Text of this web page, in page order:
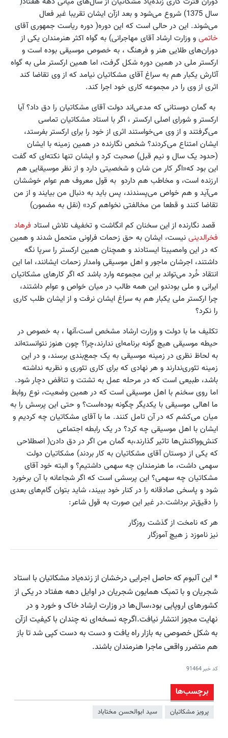
سال 1375) شروع می‌شود و بعد از‌آن ایشان تقریبا غیر فعال
می‌شوند. این در حالی است که این دوره( دوره ریاست جمهوری آقای
خاتمی و وزارت ارشاد آقای مهاجرانی) به گواه اکثر هنرمندان یکی از
دوران‌های طلایی هنر و فرهنگ ، به خصوص موسیقی بوده است و
ارکستر ملی در همین دوره شکل گرفت، اما همین ارکستر ملی به گواه
آثارش یکبار هم به سراغ آقای مشکاتیان نیامد که از وی تقاضا کند
اثری از وی را در مجموعه کاری خود اجرا کند.
به گمان دوستانی که مدعی‌اند دولت آقای مشکاتیان را دق داد؟ آیا
ارکستر و شورای اصلی ارکستر ، اگر با استاد مشکاتیان تماسی
می‌گرفتند و از وی می‌خواستند اثری از خود را برای ارکستر بفرستد،
ایشان امتناع می‌کردند؟ شخص نگارنده در همین زمینه با ایشان
(حدود یک سال و نیم قبل) صحبت کرد و ایشان تنها نکته‌ای که گفت
این بود که«اگر کار من شان و شخصیتی دارد و از نظر موسیقایی هم
ارزنده است، و مخاطب هم داردو به قول معروف هم عوام خوششان
می‌آید و هم خواص می‌پسندند، پس باید به دنبال من بیایند و از من
تقاضا کنند و قطعا من مخالفتی نخواهم کرد» (نقل به مضمون)
قصد نگارنده از این سخنان کم انگاشت و تخفیف تلاش استاد فرهاد
فخرالدینی نیست، ایشان به حق زحمات فراونی متحمل شدند و همین
که در این وامصیبتا ایستادند و همچنان همین ارکستر را سرپا نگه
داشتند، ‌اجرشان ماجور و اهل موسیقی وامدار زحمات ایشانند، اما این
انتقاد خُرد می‌تواند بر این مجموعه وارد باشد که اگر کارهای مشکاتیان
ایرانی و ملی بودندو این همه طالب در میان خواص و عوام داشتند،
چرا ارکستر ملی یکبار هم به سراغ ایشان نرفت و از ایشان طلب کاری
را نکرد؟
تکلیف ما با دولت و وزارت ارشاد مشخص است،‌آنها ، به خصوص در
حیطه موسیقی هیچ گونه برنامه‌ای ندارند،چرا؟ چون هنوز نتوانسته‌اند
به لحاظ نظری در زمینه موسیقی به یک جمع‌بندی برسند، و در این
زمینه تئوری‌ندارند و هر نهادی که برای کاری تئوری و نظریه نداشته
باشد، طبیعی است که در مرحله عمل به تشتت و تناقض دچار شود.
اما روی سخنم با اهل موسیقی است که در همین وضعیت، نوع روابط
ما اهالی موسیقی با یکدیگر چگونه بوده‌است؟ و حتی این پرسش را به
میان می‌کشم که در آن تامل کنند. ما با آقای مشکاتیان چه کردیم و
ایشان با اهل موسیقی چه کرد؟ در یک رابطه اجتماعی
کنش‌وواکنش‌ها تاثیر گذارند،‌به گمان من اگر در دق دادن( اصطلاحی
که یکی از دوستان آقای مشکاتیان به کار بردند) مشکاتیان دولت
سهمی داشت، ما هنرمندان چه سهمی داشتیم؟ و البته خود آقای
مشکاتیان چه سهمی؟ این پرسشی است که اگر شجاعانه با آن برخورد
شود و پاسخی صادقانه را در کنار خود ببیند، شاید بتوان گام‌های بعدی
را دقیق‌تر برداشت.در غیر این صورت به قول شاعر:
هر که نامخت از گذشت روزگار
نیز ناموزد ز هیچ آموزگار
* این آلبوم که حاصل اجرایی درخشان از زنده‌یاد مشکاتیان با استاد
شجریان و با تمبک همایون شجریان در اوایل دهه هفتاد در یکی از
کشورهای اروپایی بود،‌سال‌ها در وزارت ارشاد خاک و خورد و در
نهایت مجوز انتشار نیافت.اگرچه نسخه‌ای نه چندان با کیفیت از‌آن
به شکل خصوصی به بازار راه یافت و دست به دست کپی شد تا باز
هم متضرر واقعی ماجرا هنرمندان باشند.
کد خبر91464
برچسب‌ها
پرویز مشکاتیان سید ابوالحسن مختاباد